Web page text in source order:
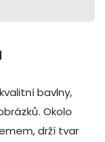
bavlny,
Okolo
drží tvar